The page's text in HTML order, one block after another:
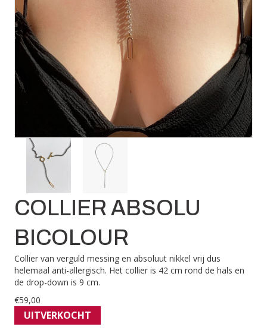
COLLIER ABSOLU
BICOLOUR
Collier van verguld messing en absoluut nikkel vrij dus
helemaal anti-allergisch. Het collier is 42 cm rond de hals en
de drop-down is 9 cm.
€59,00
UITVERKOCHT